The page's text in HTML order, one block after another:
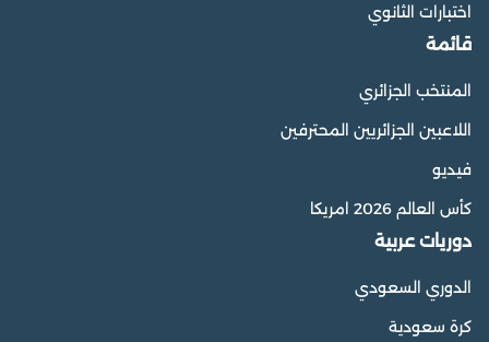
اختبارات الثانوي
قائمة
المنتخب الجزائري
اللاعبين الجزائريين المحترفين
فيديو
كأس العالم 2026 امريكا
دوريات عربية
الدوري السعودي
كرة سعودية